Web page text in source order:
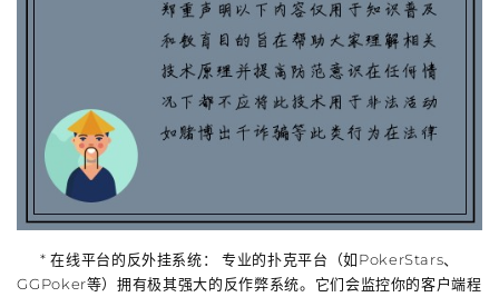
*在线平台的反外挂系统：
专业的扑克平台（如PokerStars、
GGPoker等）拥有极其强大的反作弊系统。它们会监控你的客户端程